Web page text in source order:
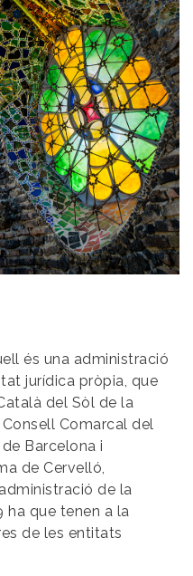
és una administració
jurídica pròpia, que
del Sòl de la
Comarcal del
Barcelona i
de Cervelló,
de la
ha que tenen a la
de les entitats